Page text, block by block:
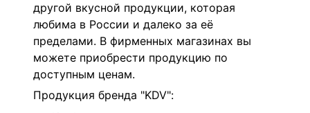
другой вкусной продукции, которая
любима в России и далеко за её
пределами. В фирменных магазинах вы
можете приобрести продукцию по
доступным ценам.
Продукция бренда "KDV":